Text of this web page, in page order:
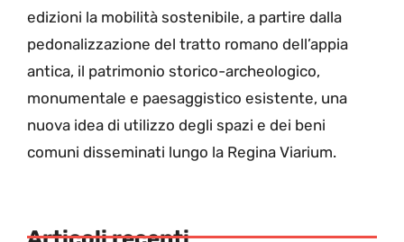
edizioni la mobilità sostenibile, a partire dalla
pedonalizzazione del tratto romano dell’appia
antica, il patrimonio storico-archeologico,
monumentale e paesaggistico esistente, una
nuova idea di utilizzo degli spazi e dei beni
comuni disseminati lungo la Regina Viarium.